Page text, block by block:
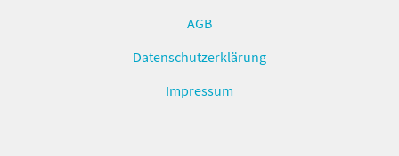
AGB
Datenschutzerklärung
Impressum